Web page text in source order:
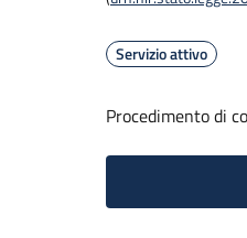
Servizio attivo
Procedimento di